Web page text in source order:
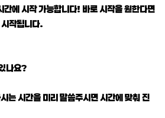
간에 시작 가능합니다! 바로 시작을 원한다면
작됩니다.
나요?
는 시간을 미리 말씀주시면 시간에 맞춰 진